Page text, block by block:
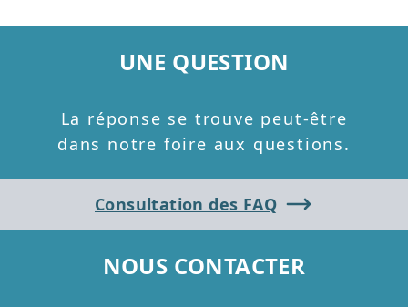
UNE QUESTION
La réponse se trouve peut-être
dans notre foire aux questions.
Consultation des FAQ
NOUS CONTACTER